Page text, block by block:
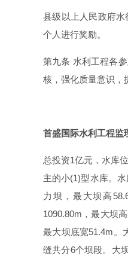
县级以上人民政府
个人进行奖励。
第九条 水利工程各
核，强化质量意识，
首盛国际水利工程监
总投资1亿元，水库
主的小(1)型水库。
力坝，最大坝高
1090.80m，最大坝
最大坝底宽51.4m。
缝共分6个坝段。大